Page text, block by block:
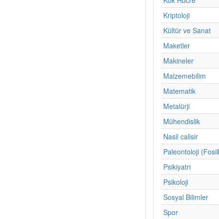
Kriptoloji
Kültür ve Sanat
Maketler
Makineler
Malzemebilim
Matematik
Metalürji
Mühendislik
Nasil calisir
Paleontoloji
Psikiyatri
Psikoloji
Sosyal Bilimler
Spor